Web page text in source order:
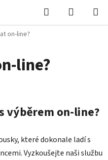
Hledat
KOŠÍK
on-line?
line?
výběrem on-line?
které dokonale ladí s
Vyzkoušejte naši službu